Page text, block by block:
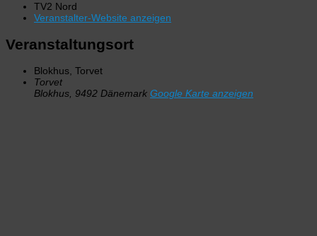
TV2 Nord
Veranstalter-Website anzeigen
Veranstaltungsort
Blokhus, Torvet
Torvet
Blokhus 9492 Dänemark Google Karte anzeigen